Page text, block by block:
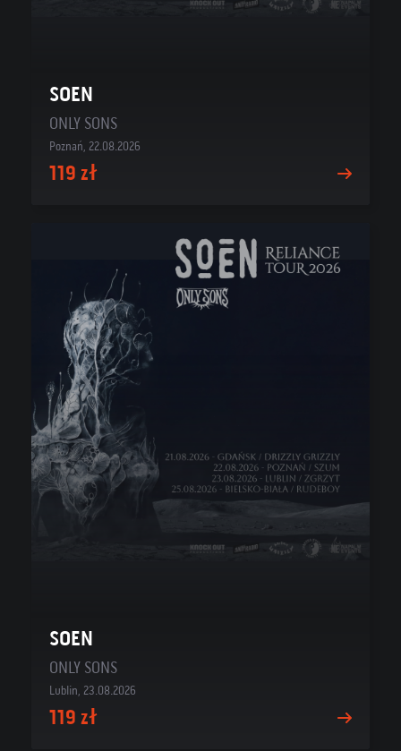
SOEN
ONLY SONS
Poznań, 22.08.2026
119 zł
SOEN
ONLY SONS
Lublin, 23.08.2026
119 zł